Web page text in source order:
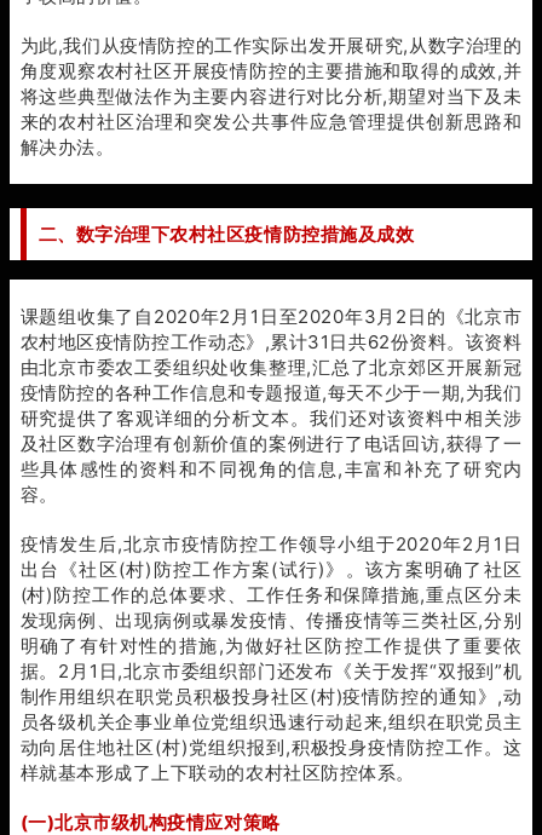
为此,我们从疫情防控的工作实际出发开展研究,从数字治理的
角度观察农村社区开展疫情防控的主要措施和取得的成效,并
将这些典型做法作为主要内容进行对比分析,期望对当下及未
来的农村社区治理和突发公共事件应急管理提供创新思路和
解决办法。
二、数字治理下农村社区疫情防控措施及成效
课题组收集了自2020年2月1日至2020年3月2日的《北京市
农村地区疫情防控工作动态》,累计31日共62份资料。该资料
由北京市委农工委组织处收集整理,汇总了北京郊区开展新冠
疫情防控的各种工作信息和专题报道,每天不少于一期,为我们
研究提供了客观详细的分析文本。我们还对该资料中相关涉
及社区数字治理有创新价值的案例进行了电话回访,获得了一
些具体感性的资料和不同视角的信息,丰富和补充了研究内
容。
疫情发生后,北京市疫情防控工作领导小组于2020年2月1日
出台《社区(村)防控工作方案(试行)》。该方案明确了社区
(村)防控工作的总体要求、工作任务和保障措施,重点区分未
发现病例、出现病例或暴发疫情、传播疫情等三类社区,分别
明确了有针对性的措施,为做好社区防控工作提供了重要依
据。2月1日,北京市委组织部门还发布《关于发挥“双报到”机
制作用组织在职党员积极投身社区(村)疫情防控的通知》,动
员各级机关企事业单位党组织迅速行动起来,组织在职党员主
动向居住地社区(村)党组织报到,积极投身疫情防控工作。这
样就基本形成了上下联动的农村社区防控体系。
(一)北京市级机构疫情应对策略